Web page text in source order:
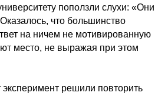
поползли слухи: «Они
что большинство
на ничем не мотивированную
место, не выражая при этом
эксперимент решили повторить